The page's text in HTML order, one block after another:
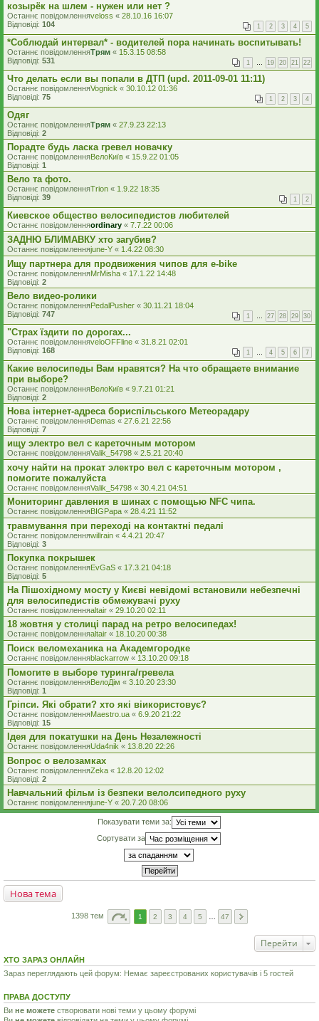
козырёк на шлем - нужен или нет ?
Останнє повідомленняveloss « 28.10.16 16:07
Відповіді: 104 1 2 3 4 5
*Соблюдай интервал* - водителей пора начинать воспитывать!
Останнє повідомленняТрям « 15.3.15 08:58
Відповіді: 531 1 … 19 20 21 22
Что делать если вы попали в ДТП (upd. 2011-09-01 11:11)
Останнє повідомленняVognick « 30.10.12 01:36
Відповіді: 75 1 2 3 4
Одяг
Останнє повідомленняТрям « 27.9.23 22:13
Відповіді: 2
Порадте будь ласка гревел новачку
Останнє повідомленняВелоКиїв « 15.9.22 01:05
Відповіді: 1
Вело та фото.
Останнє повідомленняTrion « 1.9.22 18:35
Відповіді: 39 1 2
Киевское общество велосипедистов любителей
Останнє повідомленняordinary « 7.7.22 00:06
ЗАДНЮ БЛИМАВКУ хто загубив?
Останнє повідомленняjune-Y « 1.4.22 08:30
Ищу партнера для продвижения чипов для e-bike
Останнє повідомленняMrMisha « 17.1.22 14:48
Відповіді: 2
Вело видео-ролики
Останнє повідомленняPedalPusher « 30.11.21 18:04
Відповіді: 747 1 … 27 28 29 30
"Страх їздити по дорогах...
Останнє повідомленняveloOFFline « 31.8.21 02:01
Відповіді: 168 1 … 4 5 6 7
Какие велосипеды Вам нравятся? На что обращаете внимание
при выборе?
Останнє повідомленняВелоКиїв « 9.7.21 01:21
Відповіді: 2
Нова інтернет-адреса бориспільського Метеорадару
Останнє повідомленняDemas « 27.6.21 22:56
Відповіді: 7
ищу электро вел c кареточным мотором
Останнє повідомленняValik_54798 « 2.5.21 20:40
хочу найти на прокат электро вел с кареточным мотором ,
помогите пожалуйста
Останнє повідомленняValik_54798 « 30.4.21 04:51
Мониторинг давления в шинах с помощью NFC чипа.
Останнє повідомленняBIGPapa « 28.4.21 11:52
травмування при переході на контактні педалі
Останнє повідомленняwillrain « 4.4.21 20:47
Відповіді: 3
Покупка покрышек
Останнє повідомленняEvGaS « 17.3.21 04:18
Відповіді: 5
На Пішохідному мосту у Києві невідомі встановили небезпечні
для велосипедистів обмежувачі руху
Останнє повідомленняaltair « 29.10.20 02:11
18 жовтня у столиці парад на ретро велосипедах!
Останнє повідомленняaltair « 18.10.20 00:38
Поиск веломеханика на Академгородке
Останнє повідомленняblackarrow « 13.10.20 09:18
Помогите в выборе туринга/гревела
Останнє повідомленняВелоДім « 3.10.20 23:30
Відповіді: 1
Гріпси. Які обрати? хто які віикористовує?
Останнє повідомленняMaestro.ua « 6.9.20 21:22
Відповіді: 15
Ідея для покатушки на День Незалежності
Останнє повідомленняUda4nik « 13.8.20 22:26
Вопрос о велозамках
Останнє повідомленняZeka « 12.8.20 12:02
Відповіді: 2
Навчальний фільм із безпеки велолсипедного руху
Останнє повідомленняjune-Y « 20.7.20 08:06
Показувати теми за:
Сортувати за
Нова тема
1398 тем 1 2 3 4 5 47
Перейти
ХТО ЗАРАЗ ОНЛАЙН
Зараз переглядають цей форум: Немає зареєстрованих користувачів і 5 гостей
ПРАВА ДОСТУПУ
Ви не можете створювати нові теми у цьому форумі